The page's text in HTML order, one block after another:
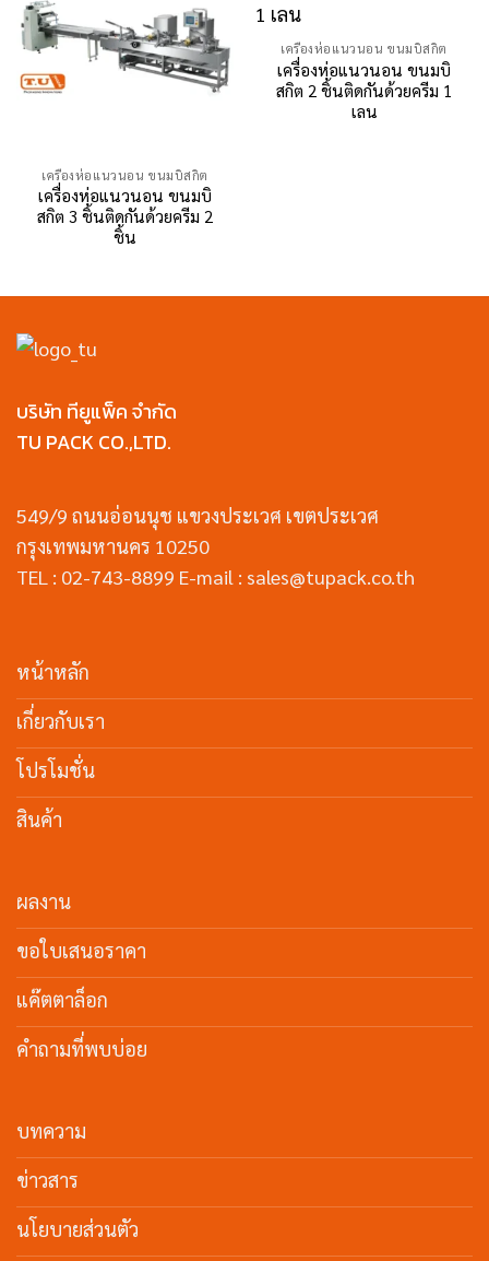
เครื่องห่อแนวนอน ขนมบิสกิต
เครื่องห่อแนวนอน ขนมบิ
สกิต 3 ชิ้นติดกันด้วยครีม 2
ชิ้น
เครื่องห่อแนวนอน ขนมบิสกิต
เครื่องห่อแนวนอน ขนมบิ
สกิต 2 ชิ้นติดกันด้วยครีม 1
เลน
บริษัท ทียูแพ็ค จำกัด
TU PACK CO.,LTD.
549/9 ถนนอ่อนนุช แขวงประเวศ เขตประเวศ
กรุงเทพมหานคร 10250
TEL : 02-743-8899 E-mail : sales@tupack.co.th
หน้าหลัก
เกี่ยวกับเรา
โปรโมชั่น
สินค้า
ผลงาน
ขอใบเสนอราคา
แค๊ตตาล็อก
คำถามที่พบบ่อย
บทความ
ข่าวสาร
นโยบายส่วนตัว